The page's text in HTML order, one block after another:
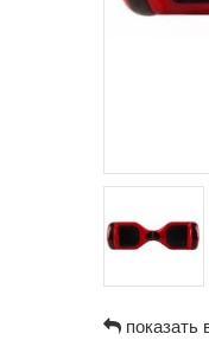
показать